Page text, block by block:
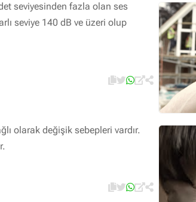
seviyesinden fazla olan ses
seviye 140 dB ve üzeri olup
olarak değişik sebepleri vardır.